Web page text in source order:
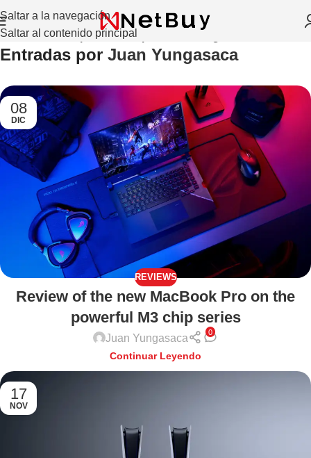
Saltar a la navegación
Saltar al contenido principal
Inicio/ Artículos publicados por Juan Yungasaca
Entradas por Juan Yungasaca
08
DIC
REVIEWS
Review of the new MacBook Pro on the
powerful M3 chip series
Juan Yungasaca
0
Continuar Leyendo
17
NOV